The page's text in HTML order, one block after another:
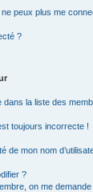
peux plus me
?
dans la liste des
toujours incorrecte !
de mon nom
?
on me